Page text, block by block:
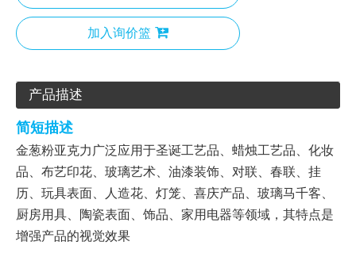
加入询价篮
产品描述
简短描述
金葱粉亚克力广泛应用于圣诞工艺品、蜡烛工艺品、化妆
品、布艺印花、玻璃艺术、油漆装饰、对联、春联、挂
历、玩具表面、人造花、灯笼、喜庆产品、玻璃马千客、
厨房用具、陶瓷表面、饰品、家用电器等领域，其特点是
增强产品的视觉效果